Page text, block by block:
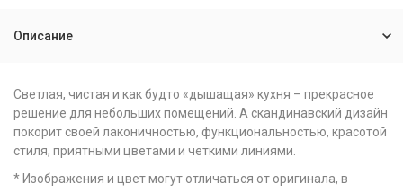
Описание
Светлая, чистая и как будто «дышащая» кухня – прекрасное
решение для небольших помещений. А скандинавский дизайн
покорит своей лаконичностью, функциональностью, красотой
стиля, приятными цветами и четкими линиями.
* Изображения и цвет могут отличаться от оригинала, в